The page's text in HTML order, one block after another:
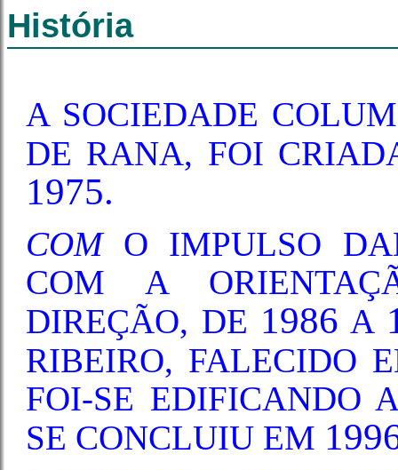
História
A SOCIEDADE
DE RANA, FOI
1975.
COM O IMPULSO
COM A
DIREÇÃO, DE 1986 A
RIBEIRO, FALECIDO
FOI-SE EDIFICANDO
SE CONCLUIU EM